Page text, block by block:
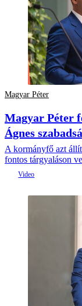
Magyar Péter
Magyar Péter
Ágnes
A kormányfő azt
fontos tárgyaláson